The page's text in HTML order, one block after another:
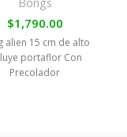
$1,790.00
alien 15 cm de alto
portaflor Con
Precolador